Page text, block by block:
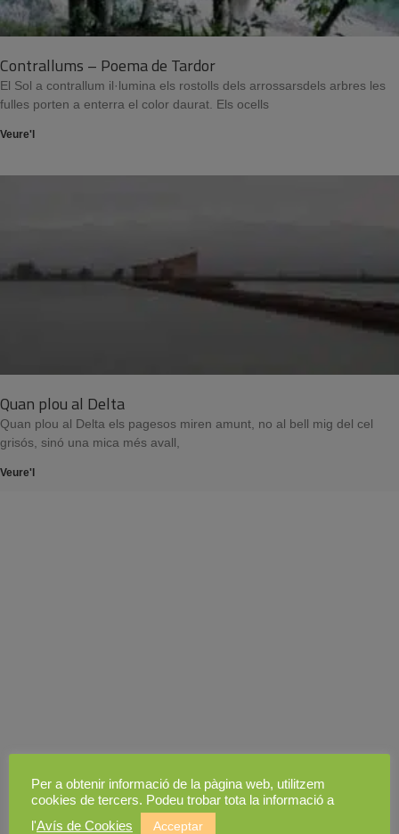
Contrallums – Poema de Tardor
El Sol a contrallum il·lumina els rostolls dels arrossarsdels arbres les
fulles porten a enterra el color daurat. Els ocells
Veure'l
Quan plou al Delta
Quan plou al Delta els pagesos miren amunt, no al bell mig del cel
grisós, sinó una mica més avall,
Veure'l
Per a obtenir informació de la pàgina web, utilitzem
cookies de tercers. Podeu trobar tota la informació a
l'Avís de Cookies Acceptar